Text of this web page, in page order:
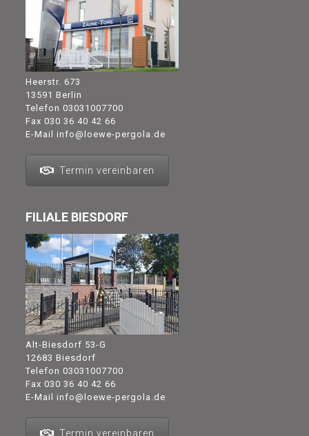
Heerstr. 673
13591 Berlin
Telefon 03031007700
Fax 030 36 40 42 66
E-Mail info@loewe-pergola.de
Termin vereinbaren
FILIALE BIESDORF
Alt-Biesdorf 53-G
12683 Biesdorf
Telefon 03031007700
Fax 030 36 40 42 66
E-Mail info@loewe-pergola.de
Termin vereinbaren